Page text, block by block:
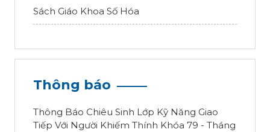
Sách Giáo Khoa Số Hóa
Thông báo
Thông Báo Chiêu Sinh Lớp Kỹ Năng Giao
Tiếp Với Người Khiếm Thính Khóa 79 - Tháng